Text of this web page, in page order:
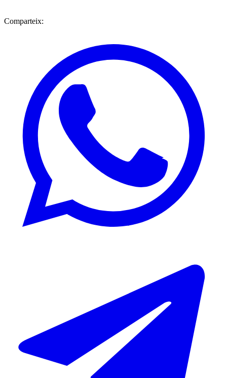
Comparteix: